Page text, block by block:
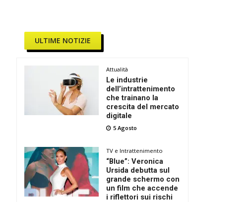
ULTIME NOTIZIE
Attualità
Le industrie
dell’intrattenimento
che trainano la
crescita del mercato
digitale
5 Agosto
TV e Intrattenimento
“Blue”: Veronica
Ursida debutta sul
grande schermo con
un film che accende
i riflettori sui rischi